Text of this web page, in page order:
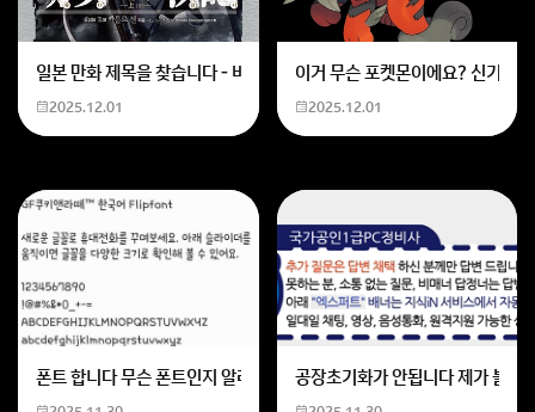
일본 만화 제목을 찾습니다 - 비행 마법 저격 여자 기억하기로는 위의 내
2025.12.01
이거 무슨 포켓몬이에요? 신기하
2025.12.01
폰트 합니다 무슨 폰트인지 알려주세요공장초기화가 안됩니다 제가 볼륨